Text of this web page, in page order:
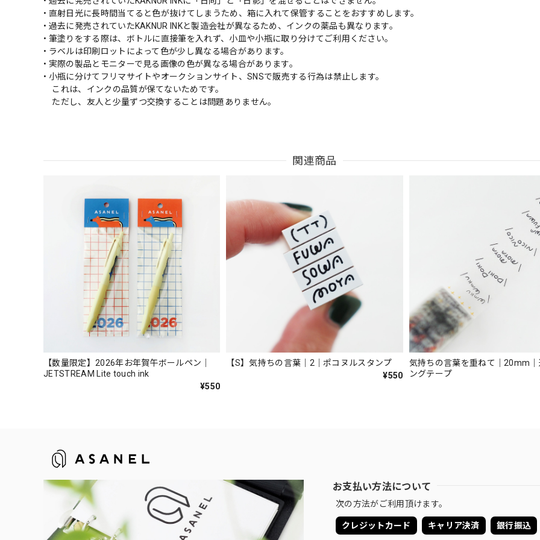
• 直射日光に長時間当てると色が抜けてしまうため、箱に入れて保管することをおすすめします。
• 過去に発売されていたKAKNUR INKと製造会社が異なるため、インクの薬品も異なります。
• 筆塗りをする際は、ボトルに直接筆を入れず、小皿や小瓶に取り分けてご利用ください。
• ラベルは印刷ロットによって色が少し異なる場合があります。
• 実際の製品とモニターで見る画像の色が異なる場合があります。
• 小瓶に分けてフリマサイトやオークションサイト、SNSで販売する行為は禁止します。
これは、インクの品質が保てないためです。
ただし、友人と少量ずつ交換することは問題ありません。
関連商品
【数量限定】2026年お年賀午ボールペン｜
JETSTREAM Lite touch ink
¥550
【S】気持ちの言葉｜2｜ポコヌルスタンプ
¥550
気持ちの言葉を重ねて｜20mm
ングテープ
お支払い方法について
次の方法がご利用頂けます。
クレジットカード キャリア決済 銀行振込